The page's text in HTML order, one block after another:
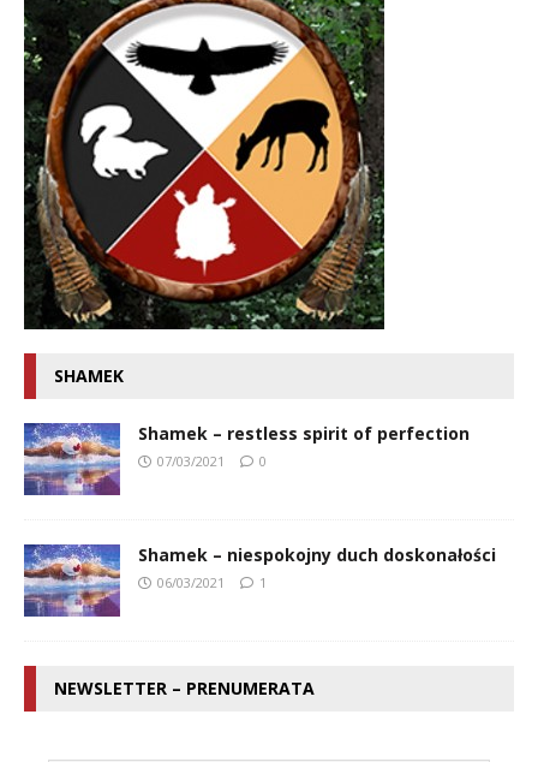
SHAMEK
Shamek – restless spirit of perfection
07/03/2021 0
Shamek – niespokojny duch doskonałości
06/03/2021 1
NEWSLETTER – PRENUMERATA